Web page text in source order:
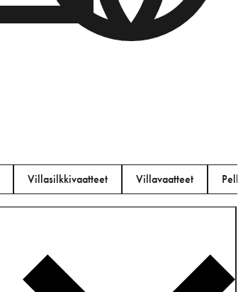
Villasilkkivaatteet Villavaatteet